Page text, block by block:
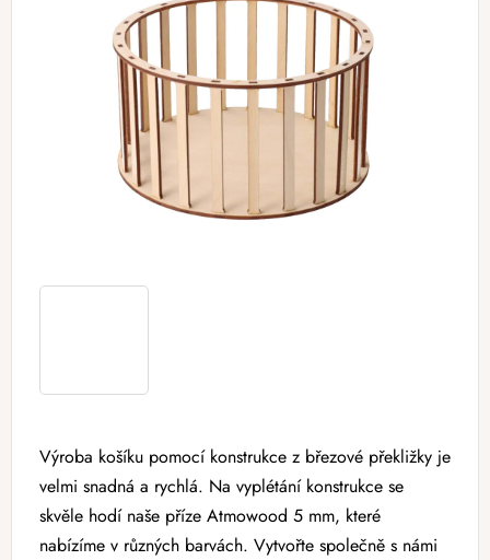
Výroba košíku pomocí konstrukce z březové překližky je
velmi snadná a rychlá. Na vyplétání konstrukce se
skvěle hodí naše příze Atmowood 5 mm, které
nabízíme v různých barvách. Vytvořte společně s námi